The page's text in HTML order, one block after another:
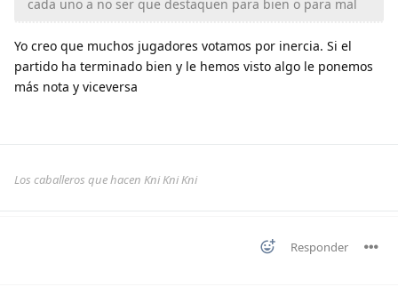
cada uno a no ser que destaquen para bien o para mal
Yo creo que muchos jugadores votamos por inercia. Si el
partido ha terminado bien y le hemos visto algo le ponemos
más nota y viceversa
Los caballeros que hacen Kni Kni Kni
Responder